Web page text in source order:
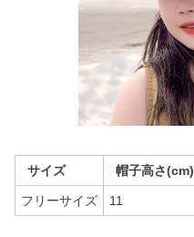
サイズ 帽子高さ(cm)
フリーサイズ 11